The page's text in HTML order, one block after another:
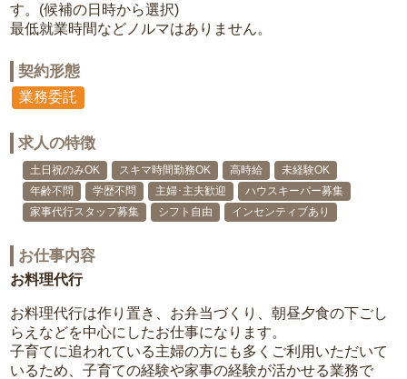
す。(候補の日時から選択)
最低就業時間などノルマはありません。
契約形態
業務委託
求人の特徴
土日祝のみOK スキマ時間勤務OK 高時給
未経験OK
年齢不問
学歴不問 主婦･主夫歓迎
ハウスキーパー募集
家事代行スタッフ募集
シフト自由 インセンティブあり
お仕事内容
お料理代行
お料理代行は作り置き、お弁当づくり、朝昼夕食の下ごし
らえなどを中心にしたお仕事になります。
子育てに追われている主婦の方にも多くご利用いただいて
いるため、子育ての経験や家事の経験が活かせる業務で